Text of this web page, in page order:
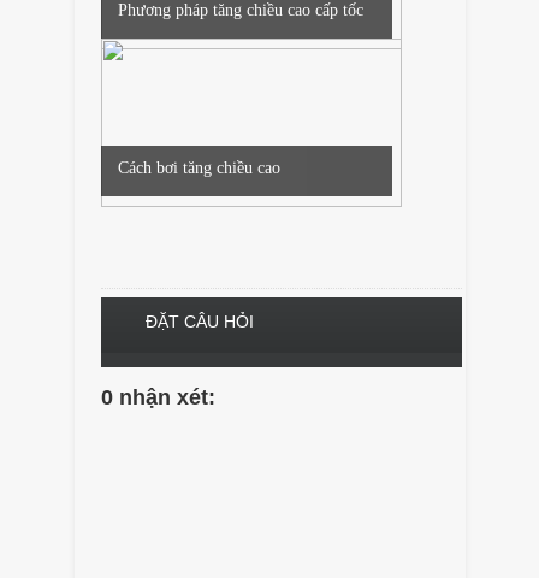
Phương pháp tăng chiều cao cấp tốc
...
Cách bơi tăng chiều cao
ĐẶT CÂU HỎI
0 nhận xét: